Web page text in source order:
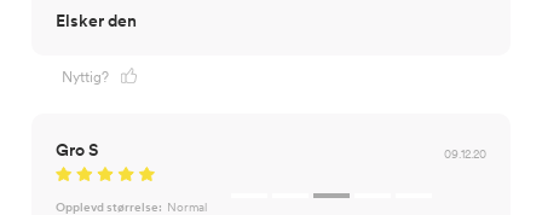
Elsker den
Nyttig?
Gro S 09.12.20
Opplevd størrelse: Normal